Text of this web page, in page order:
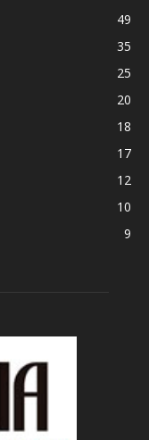
49
35
25
20
18
17
12
10
9